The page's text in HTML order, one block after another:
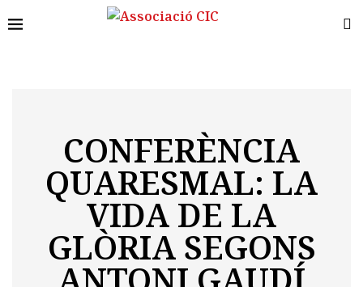
CONFERÈNCIA
QUARESMAL: LA
VIDA DE LA
GLÒRIA SEGONS